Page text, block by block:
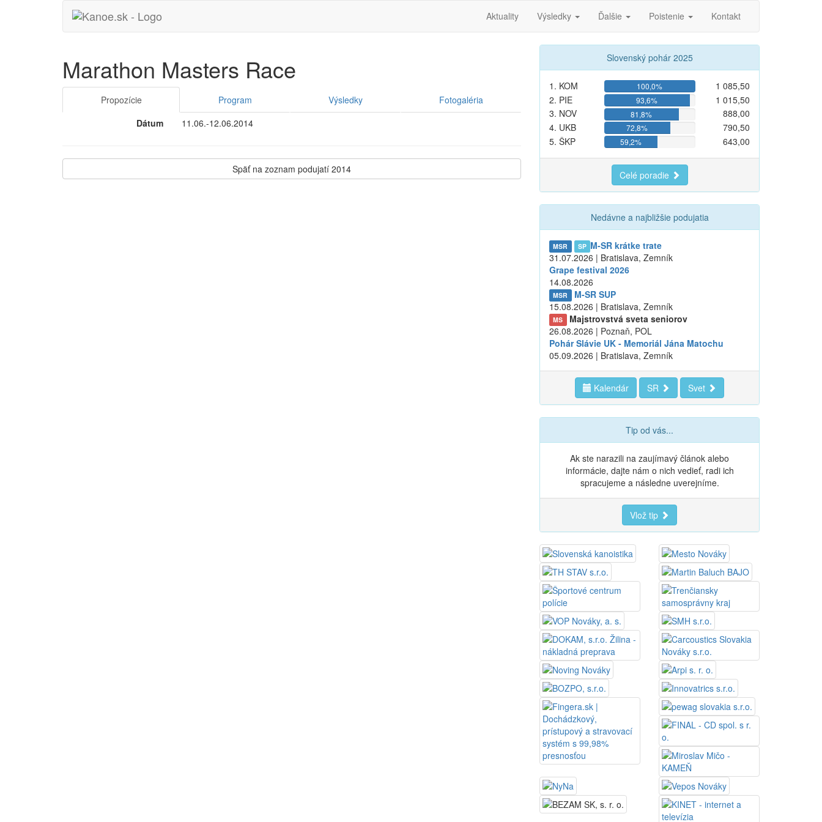
Aktuality Výsledky Ďalšie Poistenie Kontakt
Marathon Masters Race
Propozície Program Výsledky
Fotogaléria
Dátum
11.06.-12.06.2014
Späť na zoznam podujatí 2014
Slovenský pohár 2025
1. KOM 100,0%
1 085,50
2. PIE
93,6%
1 015,50
3. NOV
81,8%
888,00
4. UKB
72,8%
790,50
5. ŠKP
59,2% 643,00
Celé poradie
Nedávne a najbližšie podujatia
MSR SP M-SR krátke trate
31.07.2026 | Bratislava, Zemník
Grape festival 2026
14.08.2026
MSR
M-SR SUP
15.08.2026 | Bratislava, Zemník
MS
Majstrovstvá sveta seniorov
26.08.2026 | Poznaň, POL
Pohár Slávie UK - Memoriál Jána Matochu
05.09.2026 | Bratislava, Zemník
Kalendár SR Svet
Tip od vás...
Ak ste narazili na zaujímavý článok alebo
informácie, dajte nám o nich vedieť, radi ich
spracujeme a následne uverejníme.
Vlož tip